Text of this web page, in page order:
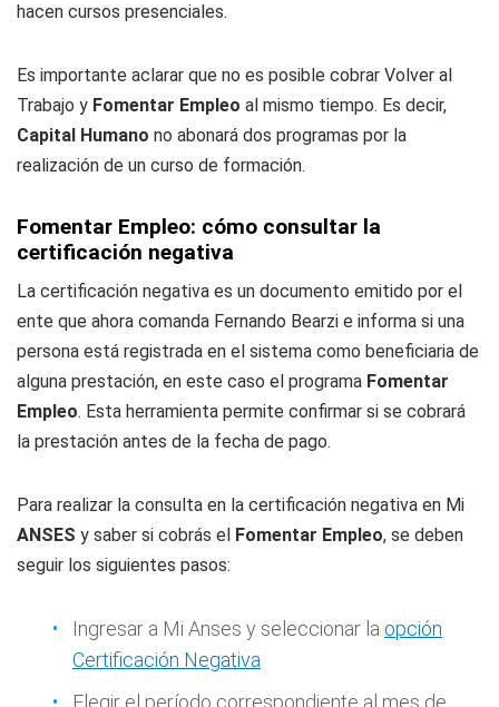
hacen cursos presenciales.
Es importante aclarar que no es posible cobrar Volver al
Trabajo y Fomentar Empleo al mismo tiempo. Es decir,
Capital Humano no abonará dos programas por la
realización de un curso de formación.
Fomentar Empleo: cómo consultar la
certificación negativa
La certificación negativa es un documento emitido por el
ente que ahora comanda Fernando Bearzi e informa si una
persona está registrada en el sistema como beneficiaria de
alguna prestación, en este caso el programa Fomentar
Empleo. Esta herramienta permite confirmar si se cobrará
la prestación antes de la fecha de pago.
Para realizar la consulta en la certificación negativa en Mi
ANSES y saber si cobrás el Fomentar Empleo, se deben
seguir los siguientes pasos:
Ingresar a Mi Anses y seleccionar la opción
Certificación Negativa
Elegir el período correspondiente al mes de